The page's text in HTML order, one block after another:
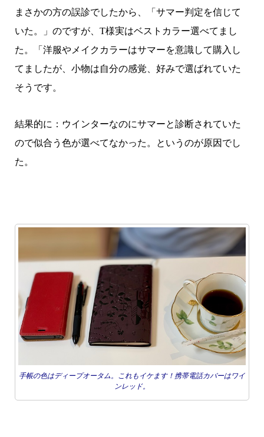
まさかの方の誤診でしたから、「サマー判定を信じて
いた。」のですが、T様実はベストカラー選べてまし
た。「洋服やメイクカラーはサマーを意識して購入し
てましたが、小物は自分の感覚、好みで選ばれていた
そうです。
結果的に：ウインターなのにサマーと診断されていた
ので似合う色が選べてなかった。というのが原因でし
た。
手帳の色はディープオータム。これもイケます！携帯電話カバーはワイ
ンレッド。